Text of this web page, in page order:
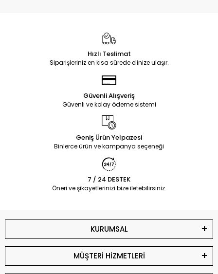
Hızlı Teslimat
Siparişleriniz en kısa sürede elinize ulaşır.
Güvenli Alışveriş
Güvenli ve kolay ödeme sistemi
Geniş Ürün Yelpazesi
Binlerce ürün ve kampanya seçeneği
7 / 24 DESTEK
Öneri ve şikayetlerinizi bize iletebilirsiniz.
KURUMSAL
MÜŞTERİ HİZMETLERİ